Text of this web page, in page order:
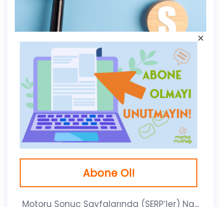
MARKA MUTFAĞI BLOG
Meta Reklamları Nedir ve Nasıl Çalışır?
İçerik Tablosu Toggle Meta Reklamları
Nasıl Çalışır?Meta Reklamları, Arama
Motoru Sonuç Sayfalarında (SERP’ler) Na...
Abone Ol!